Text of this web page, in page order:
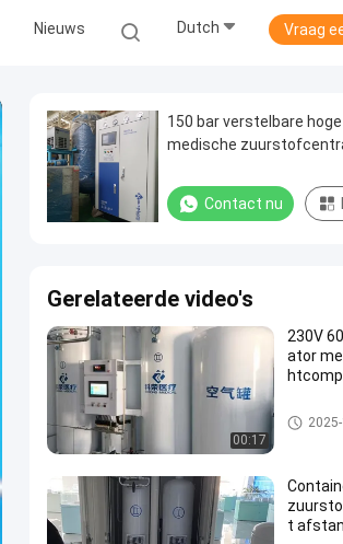
Nieuws Dutch Vraag
150 bar verstelbare
medische
Contact nu
Gerelateerde video's
00:17
230V
ator
PSA
tor
t